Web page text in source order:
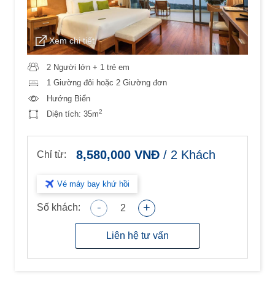
Xem chi tiết
2 Người lớn + 1 trẻ em
1 Giường đôi hoặc 2 Giường đơn
Hướng Biển
Diện tích: 35m2
Chỉ từ: 8,580,000 VNĐ / 2 Khách
Vé máy bay khứ hồi
Số khách: - 2 +
Liên hệ tư vấn